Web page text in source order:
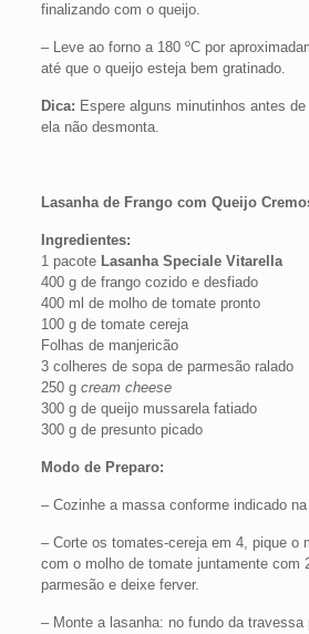
finalizando com o queijo.
– Leve ao forno a 180 ºC por
até que o queijo esteja bem gratinado.
Dica: Espere alguns minutinhos antes
ela não desmonta.
Lasanha de Frango com Queijo
Ingredientes:
1 pacote Lasanha Speciale Vitarella
400 g de frango cozido e desfiado
400 ml de molho de tomate pronto
100 g de tomate cereja
Folhas de manjericão
3 colheres de sopa de parmesão ralado
250 g cream cheese
300 g de queijo mussarela fatiado
300 g de presunto picado
Modo de Preparo:
– Cozinhe a massa conforme indicado
– Corte os tomates-cereja em 4, pique o
com o molho de tomate juntamente com
parmesão e deixe ferver.
– Monte a lasanha: no fundo da travessa